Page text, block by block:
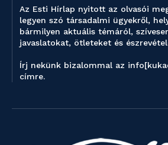
Az Esti Hírlap nyitott az olvasói
legyen szó társadalmi ügyekről,
bármilyen aktuális témáról,
javaslatokat, ötleteket és
Írj nekünk bizalommal az
címre.